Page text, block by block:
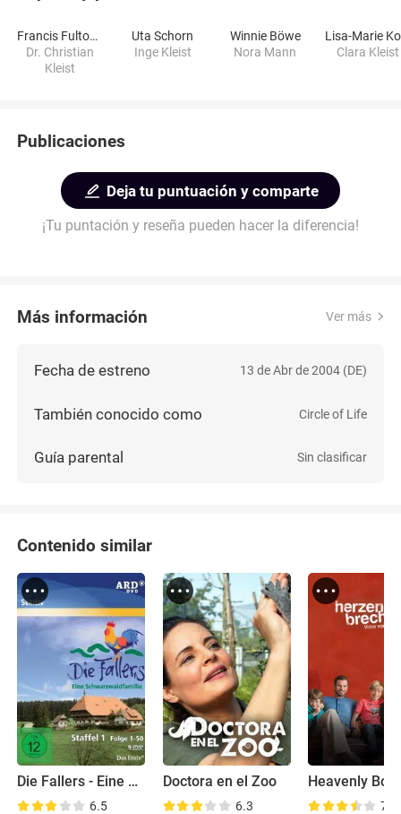
Francis Fulton-Smith
Dr. Christian
Kleist
Uta Schorn
Inge Kleist
Winnie Böwe
Nora Mann
Clara Kleist
Publicaciones
Deja tu puntuación y comparte
¡Tu puntación y reseña pueden hacer la diferencia!
Más información Ver más
Fecha de estreno 13 de Abr de 2004 (DE)
También conocido como Circle of Life
Guía parental Sin clasificar
Contenido similar
Die Fallers - Eine Schwarzwaldfamilie
6.5
Doctora en el Zoo
6.3
Heavenly
7.6